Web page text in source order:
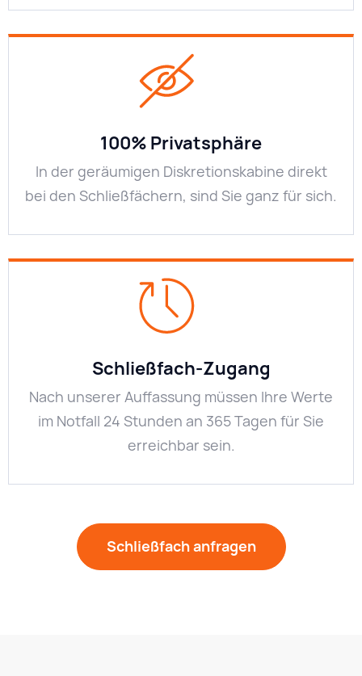
100% Privatsphäre
In der geräumigen Diskretionskabine direkt
bei den Schließfächern, sind Sie ganz für sich.
Schließfach-Zugang
Nach unserer Auffassung müssen Ihre Werte
im Notfall 24 Stunden an 365 Tagen für Sie
erreichbar sein.
Schließfach anfragen